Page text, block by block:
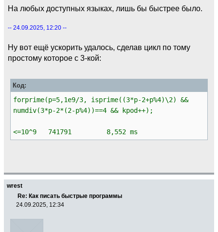
На любых доступных языках, лишь бы быстрее было.
-- 24.09.2025, 12:20 --
Ну вот ещё ускорить удалось, сделав цикл по тому
простому которое с 3-кой:
Код:
forprime(p=5,1e9/3, isprime((3*p-2+p%4)\2) &&
numdiv(3*p-2*(2-p%4))==4 && kpod++);
<=10^9 741791 8,552 ms
wrest
Re: Как писать быстрые программы
24.09.2025, 12:34